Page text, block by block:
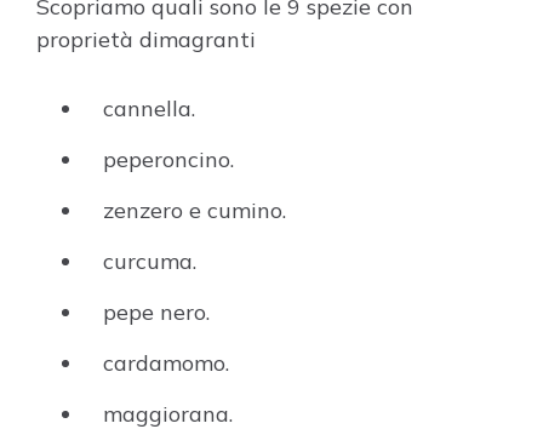
Scopriamo quali sono le 9 spezie con
proprietà dimagranti
cannella.
peperoncino.
zenzero e cumino.
curcuma.
pepe nero.
cardamomo.
maggiorana.